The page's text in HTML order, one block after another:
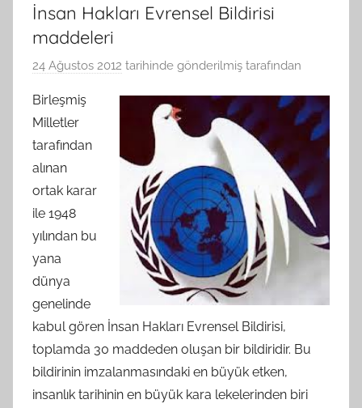
İnsan Hakları Evrensel Bildirisi
maddeleri
24 Ağustos 2012 tarihinde gönderilmiş tarafından
Birleşmiş
Milletler
tarafından
alınan
ortak karar
ile 1948
yılından bu
yana
dünya
genelinde
kabul gören İnsan Hakları Evrensel Bildirisi,
toplamda 30 maddeden oluşan bir bildiridir. Bu
bildirinin imzalanmasındaki en büyük etken,
insanlık tarihinin en büyük kara lekelerinden biri